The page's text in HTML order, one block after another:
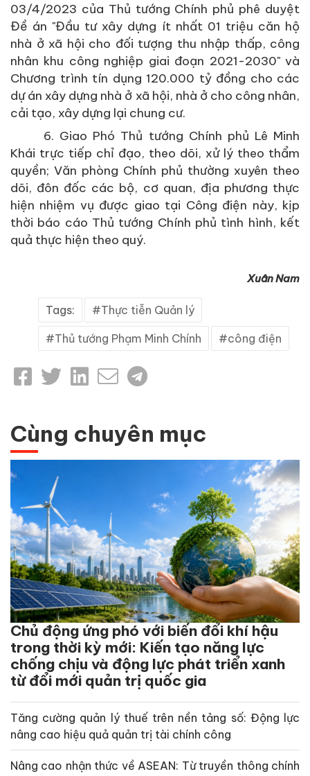
03/4/2023 của Thủ tướng Chính phủ phê duyệt
Đề án "Đầu tư xây dựng ít nhất 01 triệu căn hộ
nhà ở xã hội cho đối tượng thu nhập thấp, công
nhân khu công nghiệp giai đoạn 2021-2030" và
Chương trình tín dụng 120.000 tỷ đồng cho các
dự án xây dựng nhà ở xã hội, nhà ở cho công nhân,
cải tạo, xây dựng lại chung cư.
6. Giao Phó Thủ tướng Chính phủ Lê Minh
Khái trực tiếp chỉ đạo, theo dõi, xử lý theo thẩm
quyền; Văn phòng Chính phủ thường xuyên theo
dõi, đôn đốc các bộ, cơ quan, địa phương thực
hiện nhiệm vụ được giao tại Công điện này, kịp
thời báo cáo Thủ tướng Chính phủ tình hình, kết
quả thực hiện theo quý.
Xuân Nam
Tags: Thực tiễn Quản lý
Thủ tướng Phạm Minh Chính công điện
Cùng chuyên mục
Chủ động ứng phó với biến đổi khí hậu
trong thời kỳ mới: Kiến tạo năng lực
chống chịu và động lực phát triển xanh
từ đổi mới quản trị quốc gia
Tăng cường quản lý thuế trên nền tảng số: Động lực
nâng cao hiệu quả quản trị tài chính công
Nâng cao nhận thức về ASEAN: Từ truyền thông chính